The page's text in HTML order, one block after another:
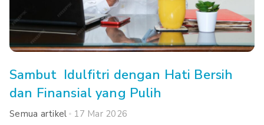
Sambut Idulfitri dengan Hati Bersih
dan Finansial yang Pulih
Semua artikel 17 Mar 2026